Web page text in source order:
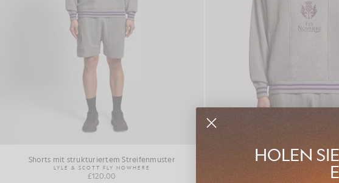
Shorts mit strukturiertem Streifenmuster
LYLE & SCOTT FLY NOWHERE
£120.00
Pullover mit strukturiertem
LYLE & SCOTT FLY
HOLEN